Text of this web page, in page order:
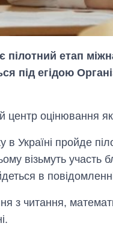
пілотний етап
під егідою
центр оцінювання
Україні пройде
візьмуть участь
в
з читання,